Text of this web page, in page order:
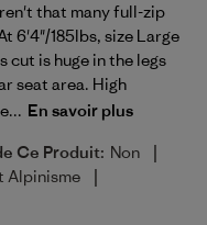
that many full-zip
6'4"/185lbs, size Large
cut is huge in the legs
seat area. High
En savoir plus
Ce Produit: Non |
Alpinisme |